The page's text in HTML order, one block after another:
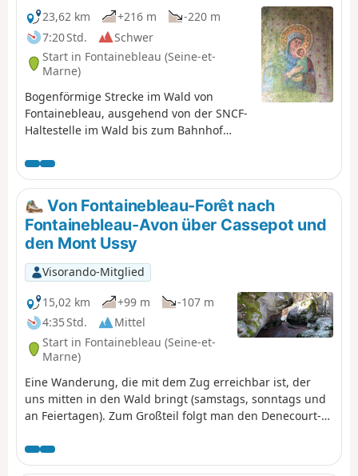
23,62 km
+216 m
-220 m
7:20 Std.
Schwer
Start in Fontainebleau (Seine-et-
Marne)
Bogenförmige Strecke im Wald von
Fontainebleau, ausgehend von der SNCF-
Haltestelle im Wald bis zum Bahnhof
Cassepot, Rocher Saint-Germain, die auf
einem Plateau liegende Mare aux
Sangliers, die Rochers d'Apremont, das
Camp de Chailly. Schöne Bäume, schöne
Landschaften, interessante Felsen,
Unterstände/Biwakplätze unter Felsen,
natürliche Tunnel und ein schöner Tag im
Grünen.
Von Fontainebleau-Forêt nach
Fontainebleau-Avon über Cassepot und
den Mont Ussy
Visorando-Mitglied
15,02 km
+99 m
-107 m
4:35 Std.
Mittel
Start in Fontainebleau (Seine-et-
Marne)
Eine Wanderung, die mit dem Zug erreichbar ist, der
uns mitten in den Wald bringt (samstags, sonntags und
an Feiertagen). Zum Großteil folgt man den Denecourt-
Markierungen auch „blaue Wege“ genannt werden. Am
Rocher Cassepot und auf dem Mont Ussy schlängelt man